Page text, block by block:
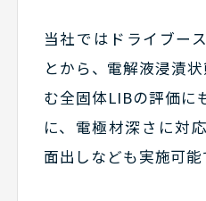
当社ではドライブー
とから、電解液浸漬
む全固体LIBの評価に
に、電極材深さに対
面出しなども実施可能